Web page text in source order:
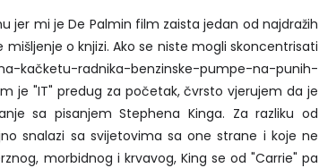
jer mi je De Palmin film zaista jedan od najdražih
o knjizi. Ako se niste mogli skoncentrisati
kačketu-radnika-benzinske-pumpe-na-punih-
je "IT" predug za početak, čvrsto vjerujem da je
sa pisanjem Stephena Kinga. Za razliku od
snalazi sa svijetovima sa one strane i koje ne
morbidnog i krvavog, King se od "Carrie" pa